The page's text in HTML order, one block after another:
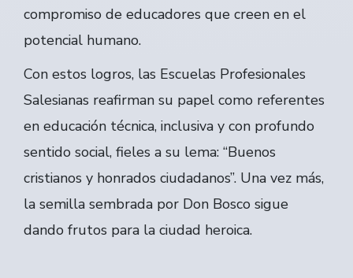
compromiso de educadores que creen en el
potencial humano.
Con estos logros, las Escuelas Profesionales
Salesianas reafirman su papel como referentes
en educación técnica, inclusiva y con profundo
sentido social, fieles a su lema: “Buenos
cristianos y honrados ciudadanos”. Una vez más,
la semilla sembrada por Don Bosco sigue
dando frutos para la ciudad heroica.